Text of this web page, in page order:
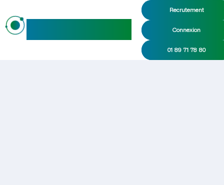
Recrutement
Connexion
01 89 71 78 80